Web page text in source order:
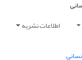
اطلاعات نشریه